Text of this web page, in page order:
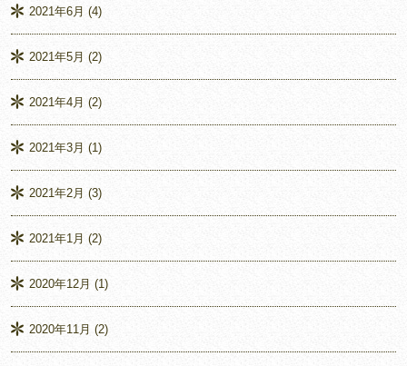
2021年6月 (4)
2021年5月 (2)
2021年4月 (2)
2021年3月 (1)
2021年2月 (3)
2021年1月 (2)
2020年12月 (1)
2020年11月 (2)